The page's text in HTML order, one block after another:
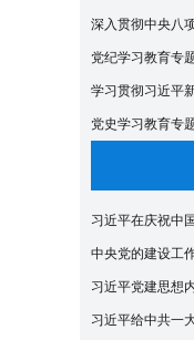
深入贯彻中央八
党纪学习教育专
学习贯彻习近平
党史学习教育专
习近平在庆祝中
中央党的建设工
习近平党建思想
习近平给中共一